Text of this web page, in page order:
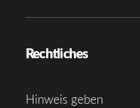
Rechtliches
Hinweis geben